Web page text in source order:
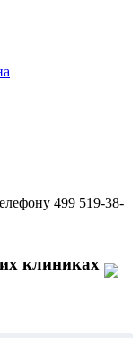
499 519-38-
клиниках